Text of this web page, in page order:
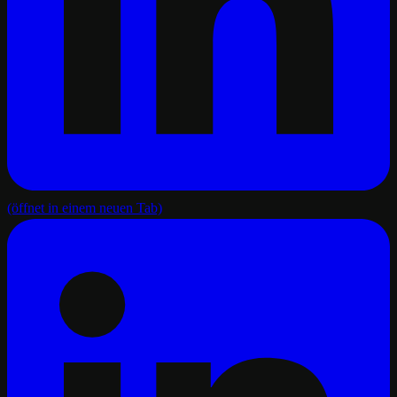
(öffnet in einem neuen Tab)